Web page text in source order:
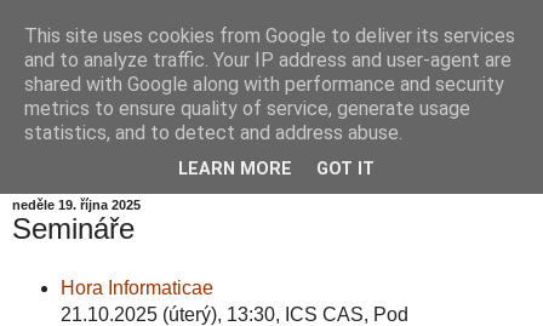
Informační zátiší
Blog Ústavu informatiky Akademie věd České republiky,
neděle 19. října 2025
Semináře
Hora Informaticae
21.10.2025 (úterý), 13:30, ICS CAS, Pod
This site uses cookies from Google to deliver its services
and to analyze traffic. Your IP address and user-agent are
shared with Google along with performance and security
metrics to ensure quality of service, generate usage
statistics, and to detect and address abuse.
LEARN MORE GOT IT